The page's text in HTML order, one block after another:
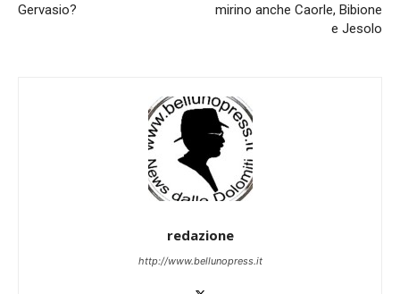
Gervasio?
mirino anche Caorle, Bibione
e Jesolo
redazione
http://www.bellunopress.it